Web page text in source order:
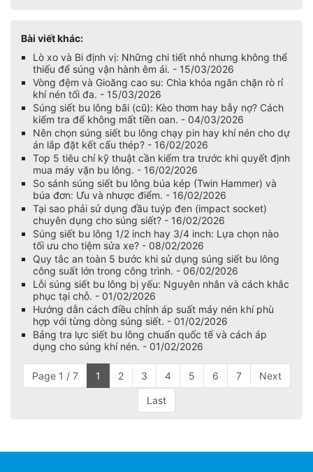
Bài viết khác:
Lò xo và Bi định vị: Những chi tiết nhỏ nhưng không thể
thiếu để súng vận hành êm ái. - 15/03/2026
Vòng đệm và Gioăng cao su: Chìa khóa ngăn chặn rò rỉ
khí nén tối đa. - 15/03/2026
Súng siết bu lông bãi (cũ): Kèo thơm hay bẫy nợ? Cách
kiểm tra để không mất tiền oan. - 04/03/2026
Nên chọn súng siết bu lông chạy pin hay khí nén cho dự
án lắp đặt kết cấu thép? - 16/02/2026
Top 5 tiêu chí kỹ thuật cần kiểm tra trước khi quyết định
mua máy vặn bu lông. - 16/02/2026
So sánh súng siết bu lông búa kép (Twin Hammer) và
búa đơn: Ưu và nhược điểm. - 16/02/2026
Tại sao phải sử dụng đầu tuýp đen (impact socket)
chuyên dụng cho súng siết? - 16/02/2026
Súng siết bu lông 1/2 inch hay 3/4 inch: Lựa chọn nào
tối ưu cho tiệm sửa xe? - 08/02/2026
Quy tắc an toàn 5 bước khi sử dụng súng siết bu lông
công suất lớn trong công trình. - 06/02/2026
Lỗi súng siết bu lông bị yếu: Nguyên nhân và cách khắc
phục tại chỗ. - 01/02/2026
Hướng dẫn cách điều chỉnh áp suất máy nén khí phù
hợp với từng dòng súng siết. - 01/02/2026
Bảng tra lực siết bu lông chuẩn quốc tế và cách áp
dụng cho súng khí nén. - 01/02/2026
Page 1 / 7 1 2 3 4 5 6 7 Next
Last